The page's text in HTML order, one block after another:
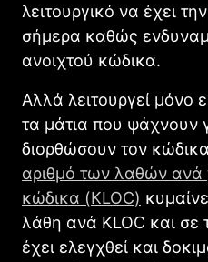
λειτουργικό να έχει
σήμερα καθώς
ανοιχτού κώδικα.
Αλλά λειτουργεί μόνο
τα μάτια που ψάχνουν
διορθώσουν τον
αριθμό των λαθών ανά
κώδικα (KLOC)
λάθη ανά KLOC και σε
έχει ελεγχθεί και